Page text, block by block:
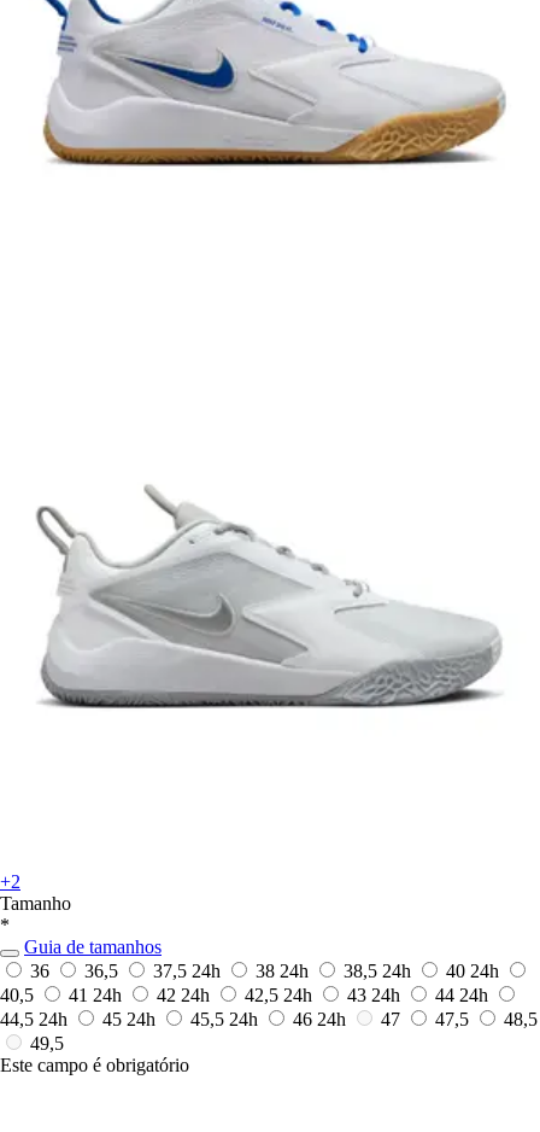
+2
Tamanho
*
Guia de tamanhos
36
36,5 37,5 24h 38 24h 38,5 24h 40 24h
40,5
41 24h 42 24h 42,5 24h 43 24h 44 24h
44,5 24h 45 24h 45,5 24h 46 24h 47 47,5
48,5
49,5
Este campo é obrigatório